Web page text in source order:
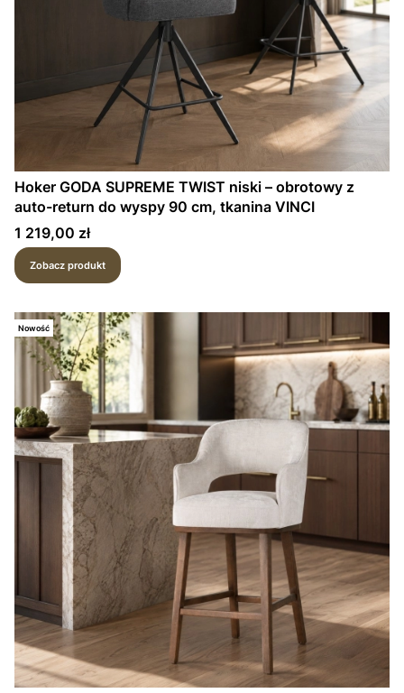
Hoker GODA SUPREME TWIST niski – obrotowy z
auto-return do wyspy 90 cm, tkanina VINCI
Cena
1 219,00 zł
Zobacz produkt
Nowość